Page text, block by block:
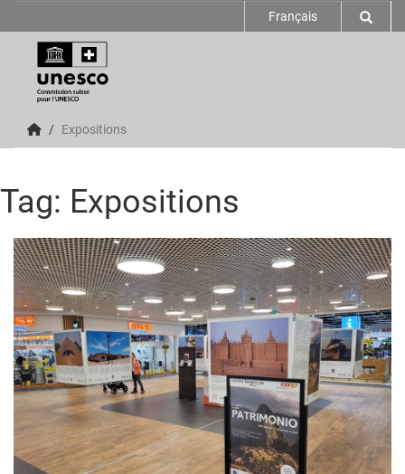
Français
Expositions
Tag: Expositions